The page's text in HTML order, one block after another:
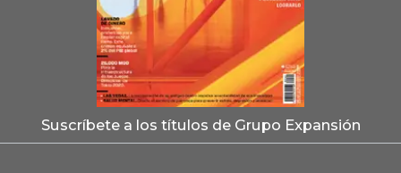
Suscríbete a los títulos de Grupo Expansión